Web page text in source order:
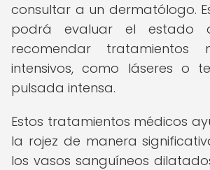
consultar a un dermatólogo.
podrá evaluar el
recomendar tratamientos
intensivos, como láseres o
pulsada intensa.
Estos tratamientos médicos
la rojez de manera
los vasos sanguíneos